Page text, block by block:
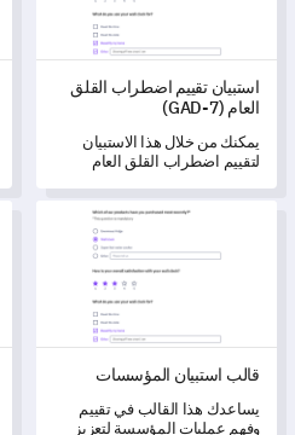
استبيان تقييم اضطراب القلق
العام (GAD-7)
يمكنك من خلال هذا الاستبيان
لتقييم اضطراب القلق العام
انتشار وتكرار أعراض اضطراب
قالب استبيان المؤسسات
قالب استبيان المؤسسات
يساعدك هذا القالب في تقييم
وفهم عمليات المؤسسة لتعزيز